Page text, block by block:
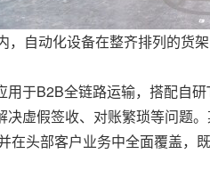
，自动化设备在整齐排列的货
于B2B全链路运输，搭配自
虚假签收、对账繁琐等问题
头部客户业务中全面覆盖，